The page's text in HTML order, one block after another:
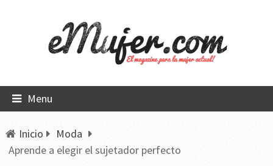
Menu
Inicio
Moda
Aprende a elegir el sujetador perfecto